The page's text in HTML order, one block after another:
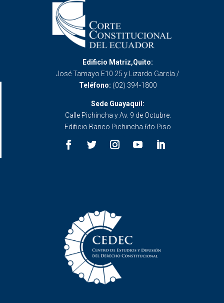
Edificio Matriz,Quito:
José Tamayo E10 25 y Lizardo García /
Teléfono: (02) 394-1800
Sede Guayaquil:
Calle Pichincha y Av. 9 de Octubre.
Edificio Banco Pichincha 6to Piso